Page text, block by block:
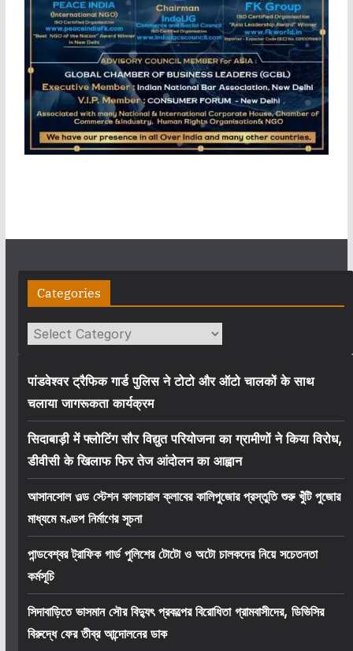
Categories
Categories
पांडवेश्वर ट्रैफिक गार्ड पुलिस ने टोटो और ऑटो चालकों के साथ
चलाया जागरूकता कार्यक्रम
सिदाबाड़ी में फ्लोटिंग सौर विद्युत परियोजना का ग्रामीणों ने किया विरोध,
डीवीसी के खिलाफ फिर तेज आंदोलन का आह्वान
আসানসোল ওল্ড স্টেশন কালচারাল ক্লাবের কালিপুজোর প্রস্তুতি শুরু খুঁটি পুজোর
মাধ্যমে মণ্ডপ নির্মাণের সূচনা
পান্ডবেশ্বর ট্রাফিক গার্ড পুলিশের টোটো ও অটো চালকদের নিয়ে সচেতনতা
কর্মসূচি
সিদাবাড়িতে ভাসমান সৌর বিদ্যুৎ প্রকল্পের বিরোধিতা গ্রামবাসীদের, ডিভিসির
বিরুদ্ধে ফের তীব্র আন্দোলনের ডাক